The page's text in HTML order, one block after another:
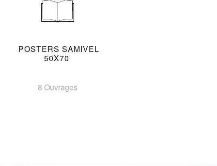
POSTERS SAMIVEL
50X70
8 Ouvrages